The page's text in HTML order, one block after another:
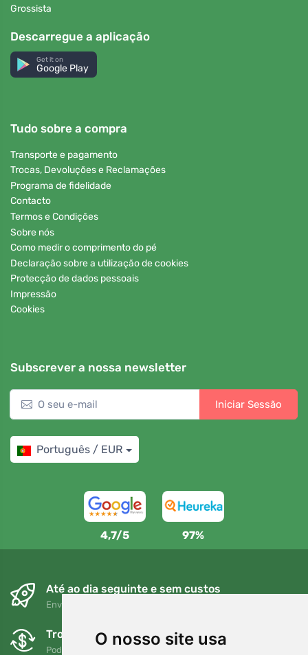
O nosso site usa
Grossista
Descarregue a aplicação
Get it on
Google Play
Tudo sobre a compra
Transporte e pagamento
Trocas, Devoluções e Reclamações
Programa de fidelidade
Contacto
Termos e Condições
Sobre nós
Como medir o comprimento do pé
Declaração sobre a utilização de cookies
Protecção de dados pessoais
Impressão
Cookies
Subscrever a nossa newsletter
Iniciar Sessão
Português / EUR
4,7/5 97%
Até ao dia seguinte e sem custos
Envio gratuito para encomendas superiores a 80 EUR
Trocas e devoluções gratuitas
Pode devolver ou trocar a sua encomenda em qualquer